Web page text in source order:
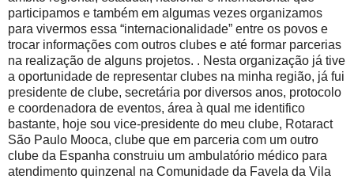
participamos e também em algumas vezes organizamos
para vivermos essa “internacionalidade” entre os povos e
trocar informações com outros clubes e até formar parcerias
na realização de alguns projetos. . Nesta organização já tive
a oportunidade de representar clubes na minha região, já fui
presidente de clube, secretária por diversos anos, protocolo
e coordenadora de eventos, área à qual me identifico
bastante, hoje sou vice-presidente do meu clube, Rotaract
São Paulo Mooca, clube que em parceria com um outro
clube da Espanha construiu um ambulatório médico para
atendimento quinzenal na Comunidade da Favela da Vila